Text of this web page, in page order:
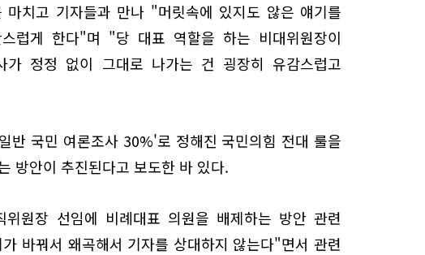
치고 기자들과 만나 "머릿속에 있지도 않은 얘기를
럽게 한다"며 "당 대표 역할을 하는 비대위원장이
가 정정 없이 그대로 나가는 건 굉장히 유감스럽고
반 국민 여론조사 30%'로 정해진 국민의힘 전대 룰을
방안이 추진된다고 보도한 바 있다.
원장 선임에 비례대표 의원을 배제하는 방안 관련
바꿔서 왜곡해서 기자를 상대하지 않는다"면서 관련